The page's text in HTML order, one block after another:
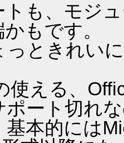
トも、モジ
もです。
っときれい
使える、
ポート切れ
基本的には